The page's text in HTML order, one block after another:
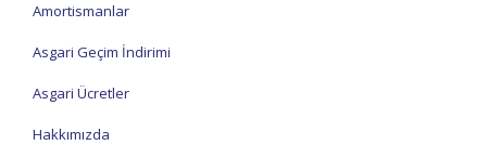
Amortismanlar
Asgari Geçim İndirimi
Asgari Ücretler
Hakkımızda